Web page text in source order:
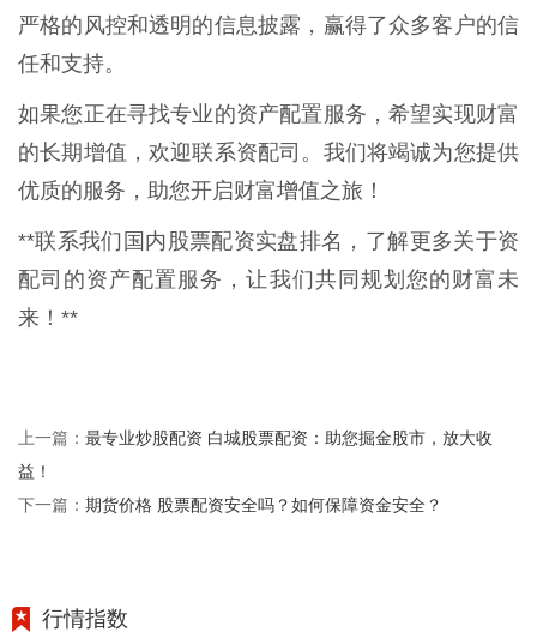
严格的风控和透明的信息披露，赢得了众多客户的信
任和支持。
如果您正在寻找专业的资产配置服务，希望实现财富
的长期增值，欢迎联系资配司。我们将竭诚为您提供
优质的服务，助您开启财富增值之旅！
**联系我们国内股票配资实盘排名，了解更多关于资
配司的资产配置服务，让我们共同规划您的财富未
来！**
上一篇： 最专业炒股配资 白城股票配资：助您掘金股市，放大收
益！
下一篇： 期货价格 股票配资安全吗？如何保障资金安全？
行情指数